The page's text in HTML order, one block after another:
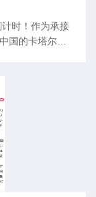
时！作为承接
国的卡塔尔世
又会出现哪